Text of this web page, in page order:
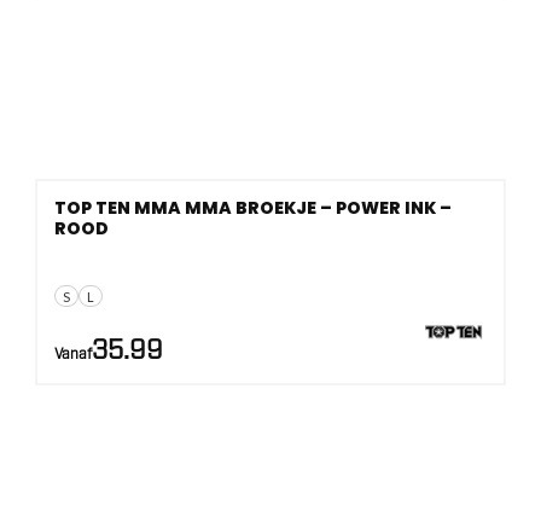
S L
TOP TEN MMA MMA BROEKJE – POWER INK –
ROOD
Vanaf35.99